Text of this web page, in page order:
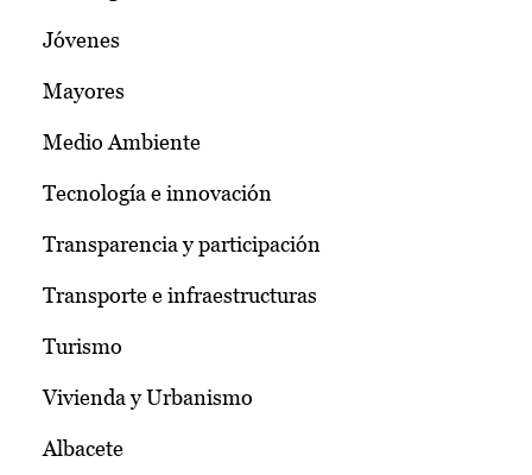
Jóvenes
Mayores
Medio Ambiente
Tecnología e innovación
Transparencia y participación
Transporte e infraestructuras
Turismo
Vivienda y Urbanismo
Albacete